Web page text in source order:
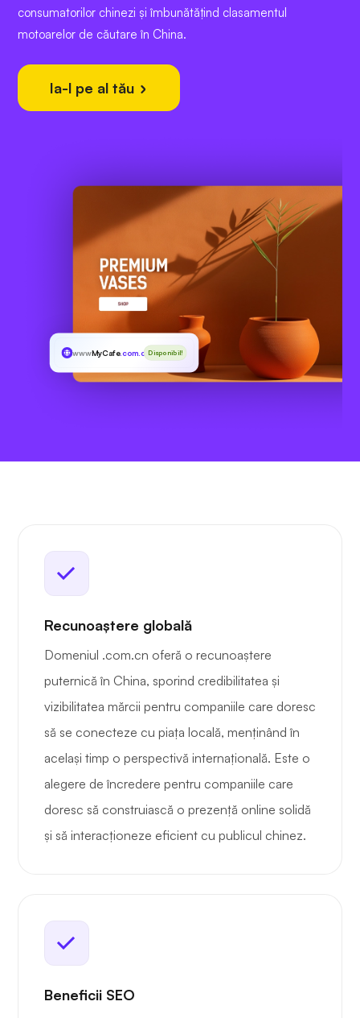
consumatorilor chinezi și îmbunătățind clasamentul
motoarelor de căutare în China.
Ia-l pe al tău
wwwMyCafe.com.cnDisponibil!
Recunoaștere globală
Domeniul .com.cn oferă o recunoaștere
puternică în China, sporind credibilitatea și
vizibilitatea mărcii pentru companiile care doresc
să se conecteze cu piața locală, menținând în
același timp o perspectivă internațională. Este o
alegere de încredere pentru companiile care
doresc să construiască o prezență online solidă
și să interacționeze eficient cu publicul chinez.
Beneficii SEO